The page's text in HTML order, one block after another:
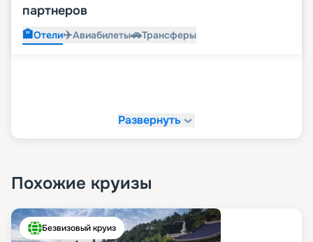
партнеров
🏨Отели✈️Авиабилеты🚗Трансферы
Развернуть
Похожие круизы
Безвизовый круиз